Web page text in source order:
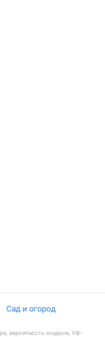
Сад и огород
вероятность осадков, УФ-